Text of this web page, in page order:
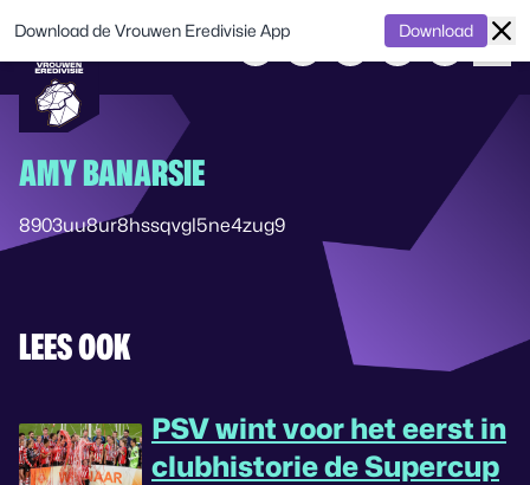
AMY BANARSIE
8903uu8ur8hssqvgl5ne4zug9
LEES OOK
PSV wint voor het eerst in
clubhistorie de Supercup
Download de Vrouwen Eredivisie App Download